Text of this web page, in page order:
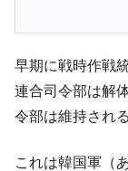
早期に戦時作戦
連合司令部は解
令部は維持され
これは韓国軍（